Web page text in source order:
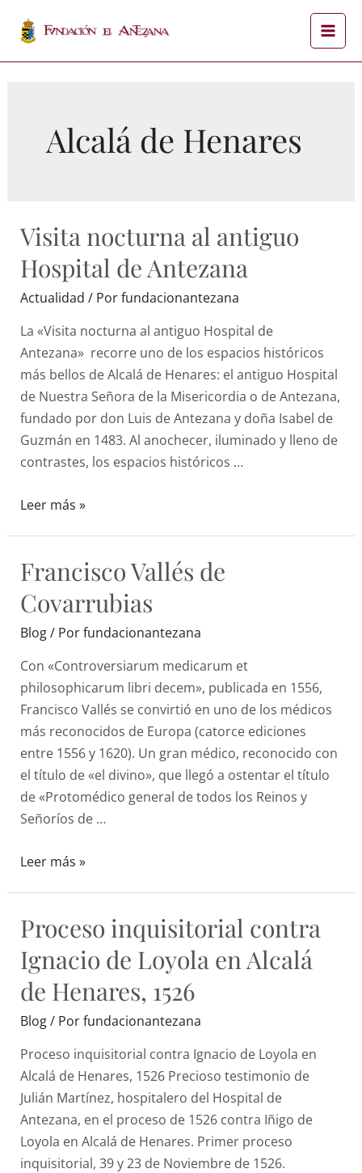
Alcalá de Henares
Visita nocturna al antiguo
Hospital de Antezana
Actualidad / Porfundacionantezana
La «Visita nocturna al antiguo Hospital de
Antezana» recorre uno de los espacios históricos
más bellos de Alcalá de Henares: el antiguo Hospital
de Nuestra Señora de la Misericordia o de Antezana,
fundado por don Luis de Antezana y doña Isabel de
Guzmán en 1483. Al anochecer, iluminado y lleno de
contrastes, los espacios históricos …
Leer más »
Francisco Vallés de
Covarrubias
Blog/ Porfundacionantezana
Con «Controversiarum medicarum et
philosophicarum libri decem», publicada en 1556,
Francisco Vallés se convirtió en uno de los médicos
más reconocidos de Europa (catorce ediciones
entre 1556 y 1620). Un gran médico, reconocido con
el título de «el divino», que llegó a ostentar el título
de «Protomédico general de todos los Reinos y
Señoríos de …
Leer más »
Proceso inquisitorial contra
Ignacio de Loyola en Alcalá
de Henares, 1526
Blog/ Porfundacionantezana
Proceso inquisitorial contra Ignacio de Loyola en
Alcalá de Henares, 1526 Precioso testimonio de
Julián Martínez, hospitalero del Hospital de
Antezana, en el proceso de 1526 contra Iñigo de
Loyola en Alcalá de Henares. Primer proceso
inquisitorial, 39 y 23 de Noviembre de 1526.